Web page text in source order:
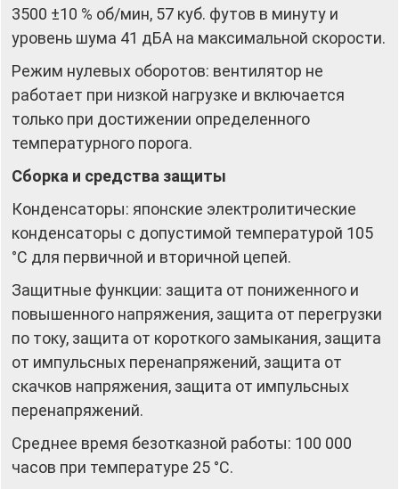
3500 ±10 % об/мин, 57 куб. футов в минуту и
уровень шума 41 дБА на максимальной скорости.
Режим нулевых оборотов: вентилятор не
работает при низкой нагрузке и включается
только при достижении определенного
температурного порога.
Сборка и средства защиты
Конденсаторы: японские электролитические
конденсаторы с допустимой температурой 105
°C для первичной и вторичной цепей.
Защитные функции: защита от пониженного и
повышенного напряжения, защита от перегрузки
по току, защита от короткого замыкания, защита
от импульсных перенапряжений, защита от
скачков напряжения, защита от импульсных
перенапряжений.
Среднее время безотказной работы: 100 000
часов при температуре 25 °C.